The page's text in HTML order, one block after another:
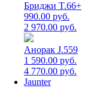
Бриджи T.66+
990.00 руб.
2 970.00 руб.
Анорак J.559
1 590.00 руб.
4 770.00 руб.
Jaunter